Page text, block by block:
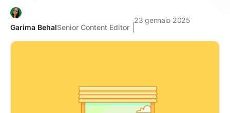
Garima BehalSenior Content Editor
23 gennaio 2025